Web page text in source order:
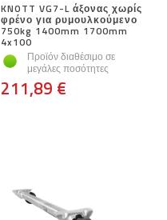
KNOTT VG7-L άξονας χωρίς
φρένο για ρυμουλκούμενο
750kg 1400mm 1700mm
4x100
Προϊόν διαθέσιμο σε
μεγάλες ποσότητες
211,89 €